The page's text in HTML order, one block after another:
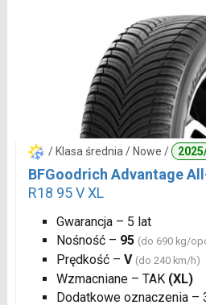
/ Klasa średnia / Nowe /
BFGoodrich Advantage
R18 95 V XL
Gwarancja – 5 lat
Nośność – 95 (do 690 kg/
Prędkość – V (do 240 km/h)
Wzmacniane – TAK (XL)
Dodatkowe oznaczenia –